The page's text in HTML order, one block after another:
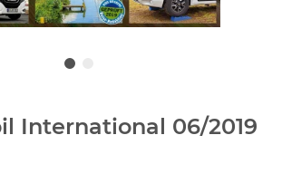
International 06/2019